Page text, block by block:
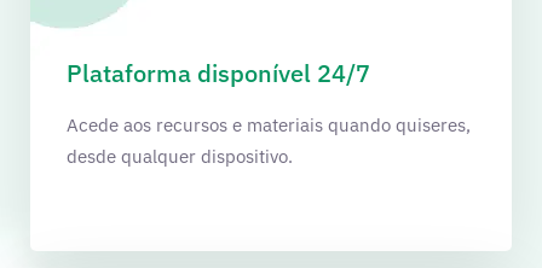
Plataforma disponível 24/7
Acede aos recursos e materiais quando quiseres,
desde qualquer dispositivo.